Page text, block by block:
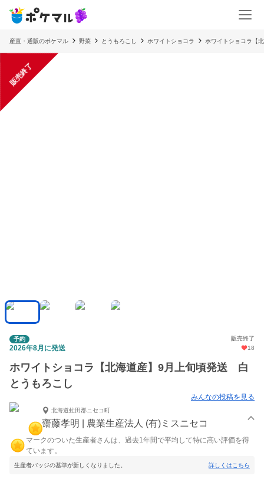
産直・通販のポケマル 野菜 とうもろこし ホワイトショコラ ホワイトショコラ【
販売終了
予約 販売終了
2026年8月に発送 18
ホワイトショコラ【北海道産】9月上旬頃発送 白
とうもろこし
みんなの投稿を見る
北海道虻田郡ニセコ町
齋藤孝明 | 農業生産法人 (有)ミスニセコ
マークのついた生産者さんは、過去1年間で平均して特に高い評価を得
ています。
生産者バッジの基準が新しくなりました。 詳しくはこちら